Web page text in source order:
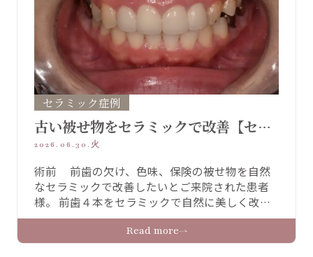
セラミック症例
古い被せ物をセラミックで改善【セラ
ミック症例】
2026.06.30.火
術前 前歯の欠け、色味、保険の被せ物を自然
なセラミックで改善したいとご来院された患者
様。 前歯４本をセラミックで自然に美しく改善
されました。 術前 術後 治療詳細 治療内容 プレ
ミアムセラミッククラウン 上４本 治療期間 ２
か月 費用 プレミアムセラミッククラウン
Read more